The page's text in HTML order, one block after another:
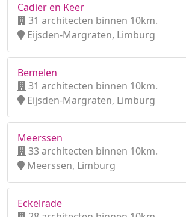
Cadier en Keer
31 architecten binnen 10km.
Eijsden-Margraten, Limburg
Bemelen
31 architecten binnen 10km.
Eijsden-Margraten, Limburg
Meerssen
33 architecten binnen 10km.
Meerssen, Limburg
Eckelrade